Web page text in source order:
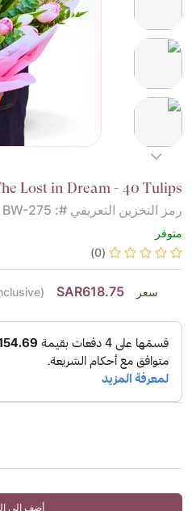
Lost in Dream - 40 Tulips
رمز التخزين التعريفي #: BW-275
متوفر
(0)
سعر SAR618.75
(VAT inclusive)
أضف إلى